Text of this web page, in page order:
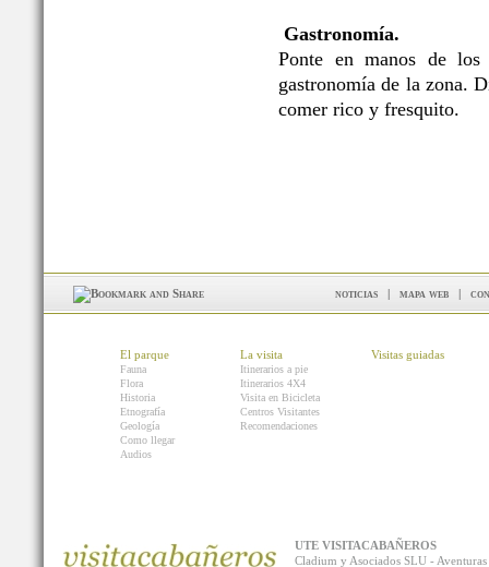
Gastronomía.
Ponte en manos de
gastronomía de la zona.
comer rico y fresquito.
noticias | mapa web |
El parque
Fauna
Flora
Historia
Etnografía
Geología
Como llegar
Audios
La visita
Itinerarios a pie
Itinerarios 4X4
Visita en Bicicleta
Centros Visitantes
Recomendaciones
Visitas guiadas
UTE VISITACABAÑEROS
Cladium y Asociados SLU -